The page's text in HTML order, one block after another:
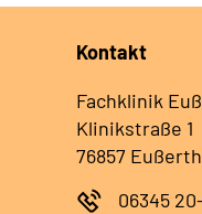
Kontakt
Fachklinik
Klinikstraße 1
76857
06345